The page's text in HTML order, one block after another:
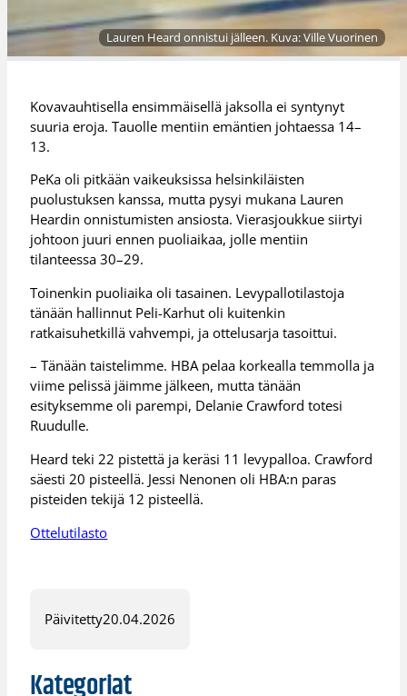
Lauren Heard onnistui jälleen. Kuva: Ville Vuorinen
Kovavauhtisella ensimmäisellä jaksolla ei syntynyt
suuria eroja. Tauolle mentiin emäntien johtaessa 14–
13.
PeKa oli pitkään vaikeuksissa helsinkiläisten
puolustuksen kanssa, mutta pysyi mukana Lauren
Heardin onnistumisten ansiosta. Vierasjoukkue siirtyi
johtoon juuri ennen puoliaikaa, jolle mentiin
tilanteessa 30–29.
Toinenkin puoliaika oli tasainen. Levypallotilastoja
tänään hallinnut Peli-Karhut oli kuitenkin
ratkaisuhetkillä vahvempi, ja ottelusarja tasoittui.
– Tänään taistelimme. HBA pelaa korkealla temmolla ja
viime pelissä jäimme jälkeen, mutta tänään
esityksemme oli parempi, Delanie Crawford totesi
Ruudulle.
Heard teki 22 pistettä ja keräsi 11 levypalloa. Crawford
säesti 20 pisteellä. Jessi Nenonen oli HBA:n paras
pisteiden tekijä 12 pisteellä.
Ottelutilasto
Päivitetty20.04.2026
Kategoriat